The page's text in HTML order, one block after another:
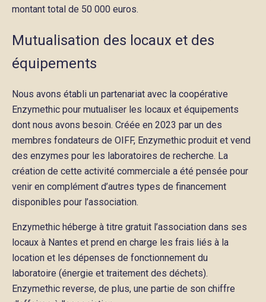
montant total de 50 000 euros.
Mutualisation des locaux et des
équipements
Nous avons établi un partenariat avec la coopérative
Enzymethic pour mutualiser les locaux et équipements
dont nous avons besoin. Créée en 2023 par un des
membres fondateurs de OIFF, Enzymethic produit et vend
des enzymes pour les laboratoires de recherche. La
création de cette activité commerciale a été pensée pour
venir en complément d’autres types de financement
disponibles pour l’association.
Enzymethic héberge à titre gratuit l’association dans ses
locaux à Nantes et prend en charge les frais liés à la
location et les dépenses de fonctionnement du
laboratoire (énergie et traitement des déchets).
Enzymethic reverse, de plus, une partie de son chiffre